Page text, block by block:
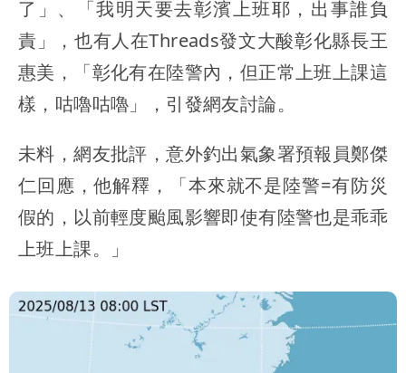
了」、「我明天要去彰濱上班耶，出事誰負
責」，也有人在Threads發文大酸彰化縣長王
惠美，「彰化有在陸警內，但正常上班上課這
樣，咕嚕咕嚕」，引發網友討論。
未料，網友批評，意外釣出氣象署預報員鄭傑
仁回應，他解釋，「本來就不是陸警=有防災
假的，以前輕度颱風影響即使有陸警也是乖乖
上班上課。」